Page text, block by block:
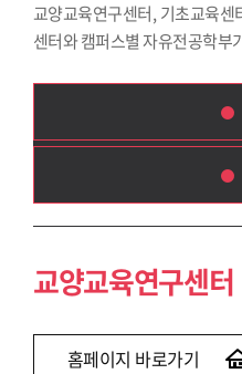
교양교육연구센터, 기초교육
센터와 캠퍼스별 자유전공학부
교
외
교양교육연구센터
홈페이지 바로가기